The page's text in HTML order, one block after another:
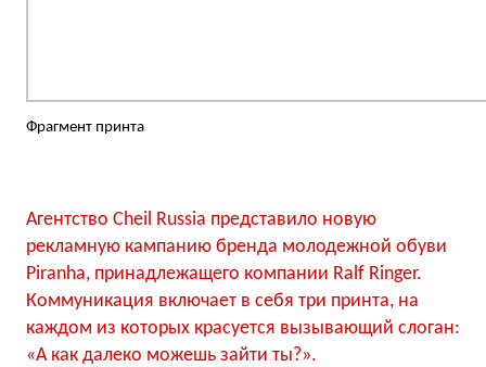
Фрагмент принта
Агентство Cheil Russia представило новую
рекламную кампанию бренда молодежной обуви
Piranha, принадлежащего компании Ralf Ringer.
Коммуникация включает в себя три принта, на
каждом из которых красуется вызывающий слоган:
«А как далеко можешь зайти ты?».